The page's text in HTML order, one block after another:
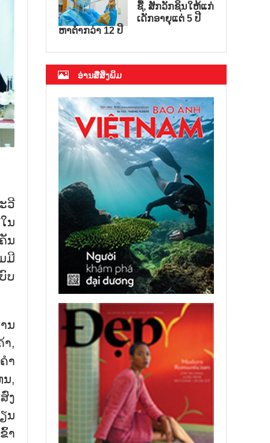
ວີ
ນ
ນ
ມີ
ບ
ນ
າ,
າ
,
ງ
ນ
າ
ຊື້, ສັກວັກຊິນໃຫ້ແກ່
ເດັກອາຍຸແຕ່ 5 ປີ
ຫາຕ່ຳກວ່າ 12 ປີ
ອ່ານສື່ສິ່ງພິມ